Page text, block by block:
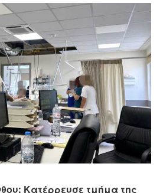
Κατέρρευσε τμήμα της